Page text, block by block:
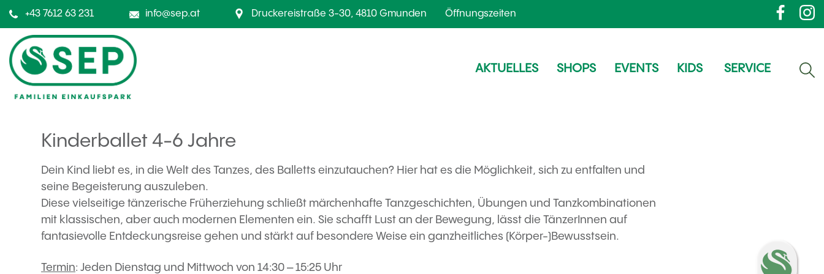
+43 7612 63 231 info@sep.at Druckereistraße 3-30, 4810 Gmunden Öffnungszeiten
AKTUELLES SHOPS EVENTS KIDS SERVICE
Kinderballet 4-6 Jahre
Dein Kind liebt es, in die Welt des Tanzes, des Balletts einzutauchen? Hier hat es die Möglichkeit, sich zu entfalten und
seine Begeisterung auszuleben.
Diese vielseitige tänzerische Früherziehung schließt märchenhafte Tanzgeschichten, Übungen und Tanzkombinationen
mit klassischen, aber auch modernen Elementen ein. Sie schafft Lust an der Bewegung, lässt die TänzerInnen auf
fantasievolle Entdeckungsreise gehen und stärkt auf besondere Weise ein ganzheitliches (Körper-)Bewusstsein.
Termin: Jeden Dienstag und Mittwoch von 14:30 – 15:25 Uhr